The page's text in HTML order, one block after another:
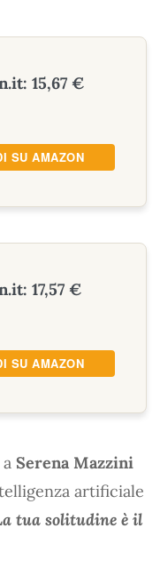
15,67 €
SU AMAZON
17,57 €
SU AMAZON
Serena Mazzini
artificiale
tua solitudine è il